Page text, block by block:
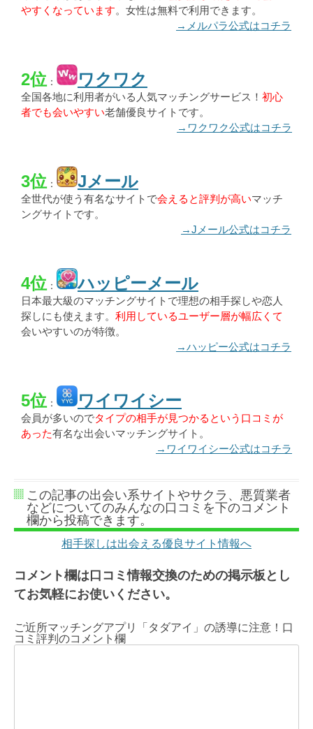
やすくなっています。女性は無料で利用できます。
→メルパラ公式はコチラ
2位 ： ワクワク
全国各地に利用者がいる人気マッチングサービス！ 初心
者でも会いやすい老舗優良サイトです。
→ワクワク公式はコチラ
3位 ： Jメール
全世代が使う有名なサイトで会えると評判が高いマッチ
ングサイトです。
→Jメール公式はコチラ
4位 ： ハッピーメール
日本最大級のマッチングサイトで理想の相手探しや恋人
探しにも使えます。 利用しているユーザー層が幅広くて
会いやすいのが特徴。
→ハッピー公式はコチラ
5位 ： ワイワイシー
会員が多いのでタイプの相手が見つかるという口コミが
あった有名な出会いマッチングサイト。
→ワイワイシー公式はコチラ
この記事の出会い系サイトやサクラ、悪質業者
などについてのみんなの口コミを下のコメント
欄から投稿できます。
相手探しは出会える優良サイト情報へ
コメント欄は口コミ情報交換のための掲示板とし
てお気軽にお使いください。
ご近所マッチングアプリ「タダアイ」の誘導に注意！口
コミ評判のコメント欄